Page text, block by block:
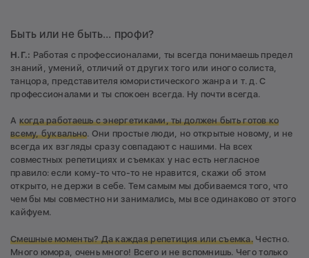
Быть или не быть… профи?
Н.Г.: Работая с профессионалами, ты всегда понимаешь предел
знаний, умений, отличий от других того или иного солиста,
танцора, представителя юмористического жанра и т. д. С
профессионалами и ты спокоен всегда. Ну почти всегда.
А когда работаешь с энергетиками, ты должен быть готов ко
всему, буквально. Они простые люди, но открытые новому, и не
всегда их взгляды сразу совпадают с нашими. На всех
совместных репетициях и съемках у нас есть негласное
правило: если кому-то что-то не нравится, скажи об этом
открыто, не держи в себе. Тем самым мы добиваемся того, что
чем бы мы совместно ни занимались, мы все одинаково от этого
кайфуем.
Смешные моменты? Да каждая репетиция или съемка.Честно.
Много юмора, очень много! Всего и не вспомнишь. Чего только